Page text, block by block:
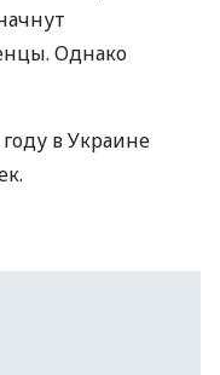
Однако
в Украине